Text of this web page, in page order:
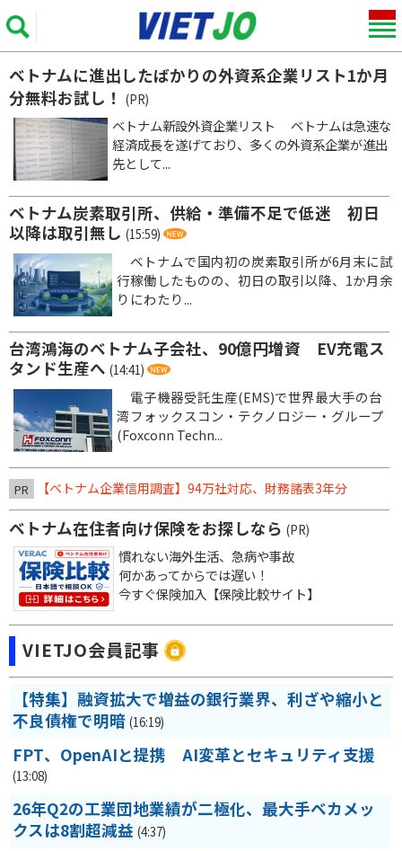
ベトナムに進出したばかりの外資系企業リスト1か月
分無料お試し！
(PR)
ベトナム新設外資企業リスト ベトナムは急速な
経済成長を遂げており、多くの外資系企業が進出
先として...
ベトナム炭素取引所、供給・準備不足で低迷 初日
以降は取引無し (15:59)
ベトナムで国内初の炭素取引所が6月末に試
行稼働したものの、初日の取引以降、1か月余
りにわたり...
台湾鴻海のベトナム子会社、90億円増資 EV充電ス
タンド生産へ (14:41)
電子機器受託生産(EMS)で世界最大手の台
湾フォックスコン・テクノロジー・グループ
(Foxconn Techn...
PR 【ベトナム企業信用調査】94万社対応、財務諸表3年分
ベトナム在住者向け保険をお探しなら (PR)
慣れない海外生活、急病や事故
何かあってからでは遅い！
今すぐ保険加入【保険比較サイト】
VIETJO会員記事
【特集】融資拡大で増益の銀行業界、利ざや縮小と
不良債権で明暗 (16:19)
FPT、OpenAIと提携 AI変革とセキュリティ支援
(13:08)
26年Q2の工業団地業績が二極化、最大手ベカメッ
クスは8割超減益 (4:37)